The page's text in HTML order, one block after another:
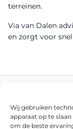
Wij gebruiken
apparaat op te
om de beste
terreinen.
Via van Dalen
en zorgt voor